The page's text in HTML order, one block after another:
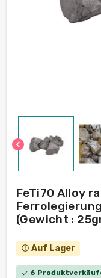
chevron_left
FeTi70 Alloy
(Gewicht :
error_outline Auf Lager
check 6